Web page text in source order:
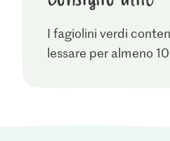
I fagiolini verdi
lessare per almeno